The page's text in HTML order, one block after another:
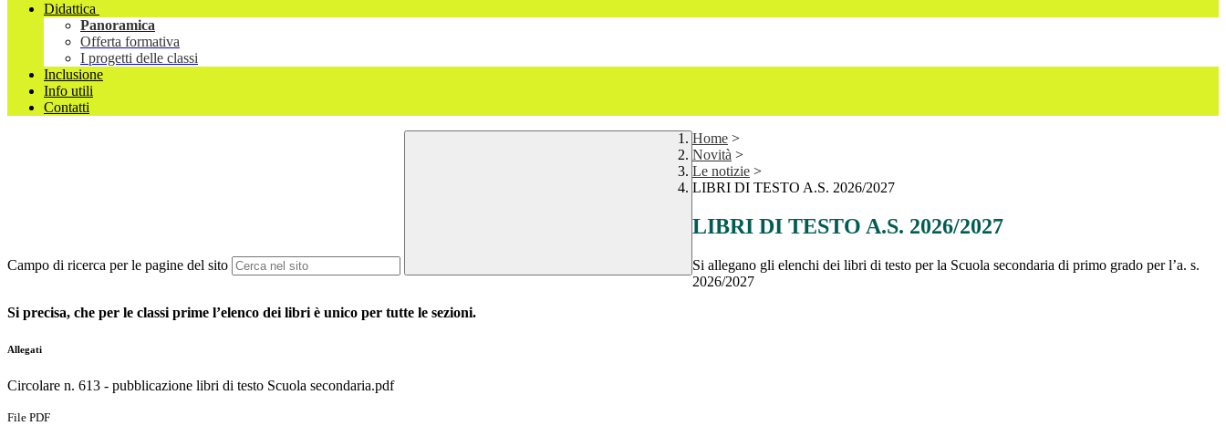
Didattica
Panoramica
Offerta formativa
I progetti delle classi
Inclusione
Info utili
Contatti
Campo di ricerca per le pagine del sito
Home >
Novità >
Le notizie >
LIBRI DI TESTO A.S. 2026/2027
LIBRI DI TESTO A.S. 2026/2027
Si allegano gli elenchi dei libri di testo per la Scuola secondaria di primo grado per l’a. s.
2026/2027
Si precisa, che per le classi prime l’elenco dei libri è unico per tutte le sezioni.
Allegati
Circolare n. 613 - pubblicazione libri di testo Scuola secondaria.pdf
File PDF